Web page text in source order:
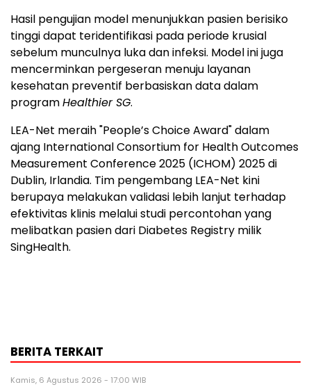
Hasil pengujian model menunjukkan pasien berisiko
tinggi dapat teridentifikasi pada periode krusial
sebelum munculnya luka dan infeksi. Model ini juga
mencerminkan pergeseran menuju layanan
kesehatan preventif berbasiskan data dalam
programHealthier SG.
LEA-Net meraih "People’s Choice Award" dalam
ajang International Consortium for Health Outcomes
Measurement Conference 2025 (ICHOM) 2025 di
Dublin, Irlandia. Tim pengembang LEA-Net kini
berupaya melakukan validasi lebih lanjut terhadap
efektivitas klinis melalui studi percontohan yang
melibatkan pasien dari Diabetes Registry milik
SingHealth.
BERITA TERKAIT
Kamis, 6 Agustus 2026 - 17:00 WIB